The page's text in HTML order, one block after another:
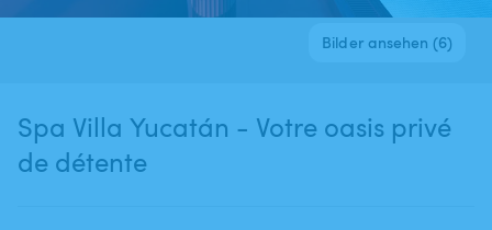
Bilder ansehen (6)
Spa Villa Yucatán - Votre oasis privé
de détente